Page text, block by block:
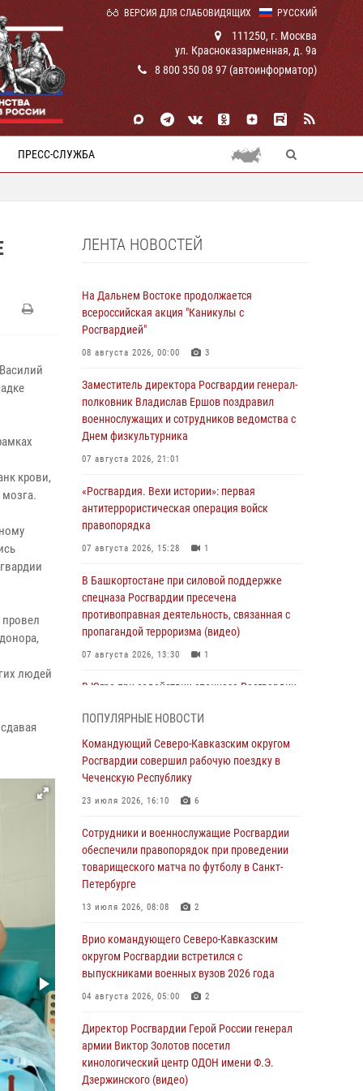
РУССКИЙ
ВЕРСИЯ ДЛЯ СЛАБОВИДЯЩИХ
111250, г. Москва
ул. Красноказарменная, д. 9а
8 800 350 08 97 (автоинформатор)
ПРЕСС-СЛУЖБА
крови,
людей
ЛЕНТА НОВОСТЕЙ
На Дальнем Востоке продолжается
всероссийская акция "Каникулы с
Росгвардией"
08 августа 2026, 00:00 3
Заместитель директора Росгвардии генерал-
полковник Владислав Ершов поздравил
военнослужащих и сотрудников ведомства с
Днем физкультурника
07 августа 2026, 21:01
«Росгвардия. Вехи истории»: первая
антитеррористическая операция войск
правопорядка
07 августа 2026, 15:28 1
В Башкортостане при силовой поддержке
спецназа Росгвардии пресечена
противоправная деятельность, связанная с
пропагандой терроризма (видео)
07 августа 2026, 13:30 1
В Югре при содействии спецназа Росгвардии
миграционного законодательства
07 августа 2026, 12:54
Тонувшего ребенка спас росгвардеец в
Юные гости из летних лагерей посетили
кинологический центр Росгвардии (видео)
07 августа 2026, 12:20
округу Росгвардии и ветераны военной
контрразведки почтили память Николая
Кузнецова
07 августа 2026, 12:00 4
Ветеран войск правопорядка генерал-майор
Иван Пияшев – герой выпуска «Легенды
армии с Александром Маршалом»
07 августа 2026, 12:00
ПОПУЛЯРНЫЕ НОВОСТИ
Командующий Северо-Кавказским округом
Росгвардии совершил рабочую поездку в
Чеченскую Республику
23 июля 2026, 16:10 6
Сотрудники и военнослужащие Росгвардии
обеспечили правопорядок при проведении
товарищеского матча по футболу в Санкт-
Петербурге
13 июля 2026, 08:08 2
Врио командующего Северо-Кавказским
округом Росгвардии встретился с
выпускниками военных вузов 2026 года
04 августа 2026, 05:00 2
Директор Росгвардии Герой России генерал
армии Виктор Золотов посетил
кинологический центр ОДОН имени Ф.Э.
Дзержинского (видео)